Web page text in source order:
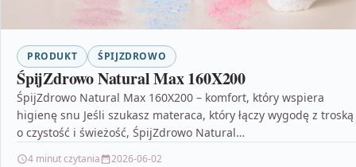
PRODUKT ŚPIJZDROWO
ŚpijZdrowo Natural Max 160X200
ŚpijZdrowo Natural Max 160X200 – komfort, który wspiera
higienę snu Jeśli szukasz materaca, który łączy wygodę z troską
o czystość i świeżość, ŚpijZdrowo Natural…
4 minut czytania 2026-06-02